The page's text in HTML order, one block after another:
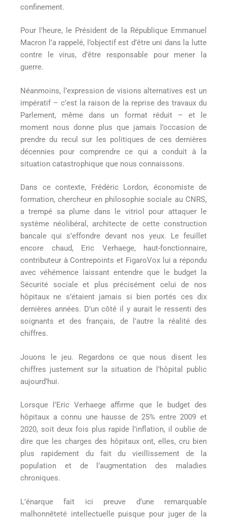
confinement.
Pour l’heure, le Président de la République Emmanuel
Macron l’a rappelé, l’objectif est d’être uni dans la lutte
contre le virus, d’être responsable pour mener la
guerre.
Néanmoins, l’expression de visions alternatives est un
impératif – c’est la raison de la reprise des travaux du
Parlement, même dans un format réduit – et le
moment nous donne plus que jamais l’occasion de
prendre du recul sur les politiques de ces dernières
décennies pour comprendre ce qui a conduit à la
situation catastrophique que nous connaissons.
Dans ce contexte, Frédéric Lordon, économiste de
formation, chercheur en philosophie sociale au CNRS,
a trempé sa plume dans le vitriol pour attaquer le
système néolibéral, architecte de cette construction
bancale qui s’effondre devant nos yeux. Le feuillet
encore chaud, Eric Verhaege, haut-fonctionnaire,
contributeur à Contrepoints et FigaroVox lui a répondu
avec véhémence laissant entendre que le budget la
Sécurité sociale et plus précisément celui de nos
hôpitaux ne s’étaient jamais si bien portés ces dix
dernières années. D’un côté il y aurait le ressenti des
soignants et des français, de l’autre la réalité des
chiffres.
Jouons le jeu. Regardons ce que nous disent les
chiffres justement sur la situation de l’hôpital public
aujourd’hui.
Lorsque l’Eric Verhaege affirme que le budget des
hôpitaux a connu une hausse de 25% entre 2009 et
2020, soit deux fois plus rapide l’inflation, il oublie de
dire que les charges des hôpitaux ont, elles, cru bien
plus rapidement du fait du vieillissement de la
population et de l’augmentation des maladies
chroniques.
L’énarque fait ici preuve d’une remarquable
malhonnêteté intellectuelle puisque pour juger de la